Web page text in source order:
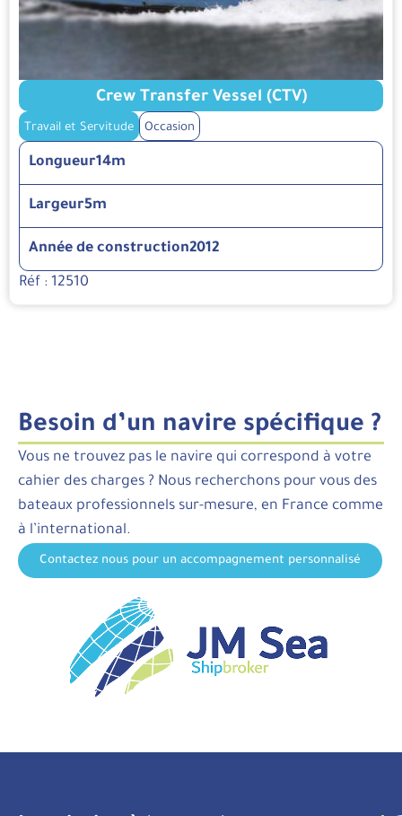
Crew Transfer Vessel (CTV)
Travail et Servitude Occasion
Longueur14m
Largeur5m
Année de construction2012
Réf : 12510
Besoin d’un navire spécifique ?
Vous ne trouvez pas le navire qui correspond à votre
cahier des charges ? Nous recherchons pour vous des
bateaux professionnels sur-mesure, en France comme
à l’international.
Contactez nous pour un accompagnement personnalisé